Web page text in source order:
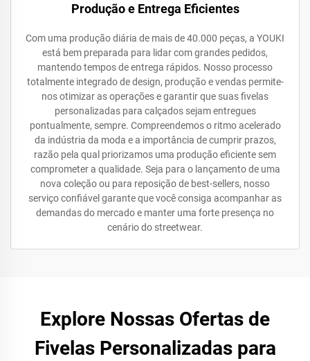
Produção e Entrega Eficientes
Com uma produção diária de mais de 40.000 peças, a YOUKI
está bem preparada para lidar com grandes pedidos,
mantendo tempos de entrega rápidos. Nosso processo
totalmente integrado de design, produção e vendas permite-
nos otimizar as operações e garantir que suas fivelas
personalizadas para calçados sejam entregues
pontualmente, sempre. Compreendemos o ritmo acelerado
da indústria da moda e a importância de cumprir prazos,
razão pela qual priorizamos uma produção eficiente sem
comprometer a qualidade. Seja para o lançamento de uma
nova coleção ou para reposição de best-sellers, nosso
serviço confiável garante que você consiga acompanhar as
demandas do mercado e manter uma forte presença no
cenário do streetwear.
Explore Nossas Ofertas de
Fivelas Personalizadas para